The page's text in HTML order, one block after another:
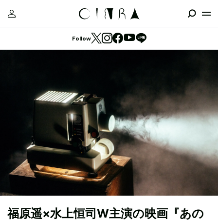
Follow
福原遥×水上恒司W主演の映画『あの